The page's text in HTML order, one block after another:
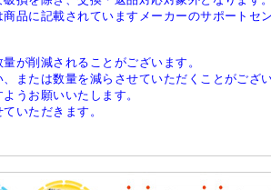
品に記載されていますメーカーのサポート
が削減されることがございます。
または数量を減らさせていただくことがござい
うお願いいたします。
いただきます。